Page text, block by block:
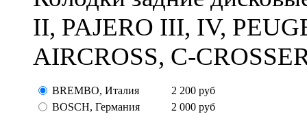
II, PAJERO III, IV,
AIRCROSS, C-
BREMBO, Италия 2 200 руб
BOSCH, Германия
2 000 руб